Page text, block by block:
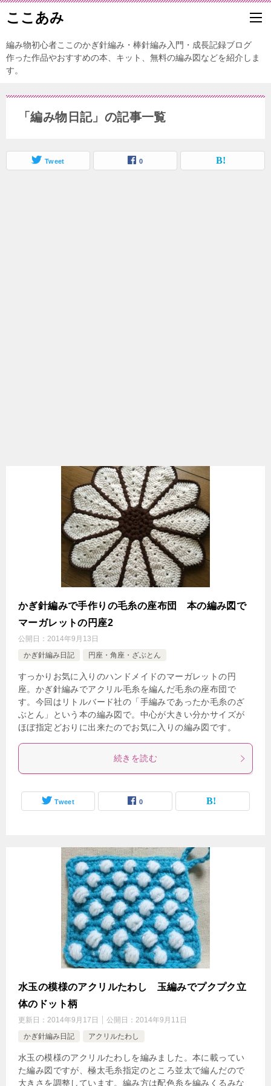
ここあみ
編み物初心者ここのかぎ針編み・棒針編み入門・成長記録ブログ
作った作品やおすすめの本、キット、無料の編み図などを紹介しま
す。
「編み物日記」の記事一覧
Tweet 0
かぎ針編みで手作りの毛糸の座布団 本の編み図で
マーガレットの円座2
公開日： 2014年9月13日
かぎ針編み日記
円座・角座・ざぶとん
すっかりお気に入りのハンドメイドのマーガレットの円
座。かぎ針編みでアクリル毛糸を編んだ毛糸の座布団で
す。今回はリトルバード社の「手編みであったか毛糸のざ
ぶとん」という本の編み図で。中心が大きい分かサイズが
ほぼ指定どおりに出来たのでお気に入りの編み図です。
続きを読む
Tweet 0
水玉の模様のアクリルたわし 玉編みでプクプク立
体のドット柄
更新日： 2014年9月17日 公開日： 2014年9月11日
かぎ針編み日記
アクリルたわし
水玉の模様のアクリルたわしを編みました。本に載ってい
た編み図ですが、極太毛糸指定のところ並太で編んだので
大きさを調整しています。編み方は配色糸を編みくるみな